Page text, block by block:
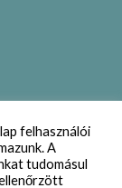
felhasználói
A
tudomásul